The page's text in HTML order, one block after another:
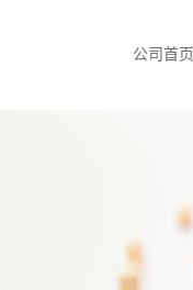
公司首页